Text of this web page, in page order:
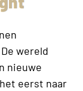
wereld
nieuwe
eerst naar